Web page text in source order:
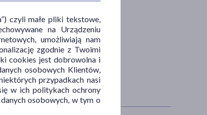
czyli małe pliki tekstowe,
na Urządzeniu
umożliwiają nam
zgodnie z Twoimi
cookies jest dobrowolna i
osobowych Klientów,
przypadkach nasi
w ich politykach ochrony
osobowych, w tym o